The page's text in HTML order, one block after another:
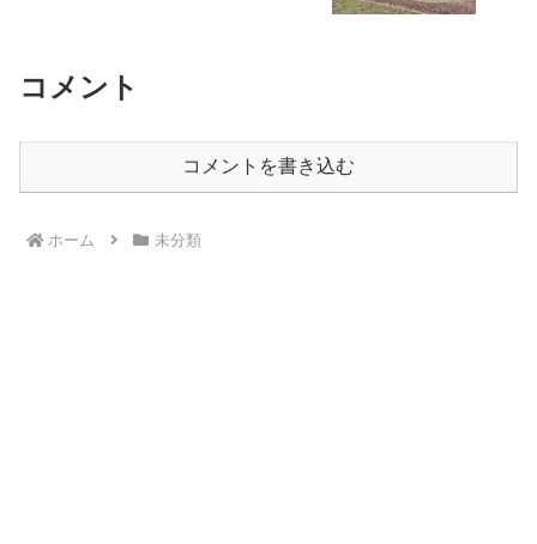
コメント
コメントを書き込む
ホーム 未分類